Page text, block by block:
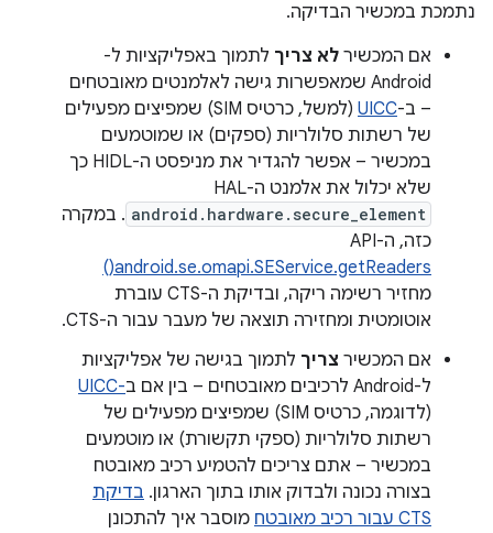
נתמכת במכשיר הבדיקה.
אם המכשיר לא צריך לתמוך באפליקציות ל-
Android שמאפשרות גישה לאלמנטים מאובטחים
– ב-UICC
(למשל, כרטיס SIM) שמפיצים מפעילים
של רשתות סלולריות (ספקים) או שמוטמעים
במכשיר – אפשר להגדיר את מניפסט ה-HIDL כך
שלא יכלול את אלמנט ה-HAL‏
android.hardware.secure_element . במקרה
כזה, ה-API‏
android.se.omapi.SEService.getReaders()
מחזיר רשימה ריקה, ובדיקת ה-CTS עוברת
אוטומטית ומחזירה תוצאה של מעבר עבור ה-CTS.
אם המכשיר צריך לתמוך בגישה של אפליקציות
ל-Android לרכיבים מאובטחים – בין אם ב
-UICC
(לדוגמה, כרטיס SIM) שמפיצים מפעילים של
רשתות סלולריות (ספקי תקשורת) או מוטמעים
במכשיר – אתם צריכים להטמיע רכיב מאובטח
בצורה נכונה ולבדוק אותו בתוך הארגון. בדיקת
CTS עבור רכיב מאובטח
מוסבר איך להתכונן